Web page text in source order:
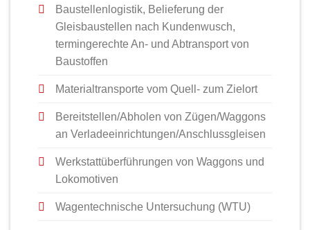
Baustellenlogistik, Belieferung der
Gleisbaustellen nach Kundenwusch,
termingerechte An- und Abtransport von
Baustoffen
Materialtransporte vom Quell- zum Zielort
Bereitstellen/Abholen von Zügen/Waggons
an Verladeeinrichtungen/Anschlussgleisen
Werkstattüberführungen von Waggons und
Lokomotiven
Wagentechnische Untersuchung (WTU)